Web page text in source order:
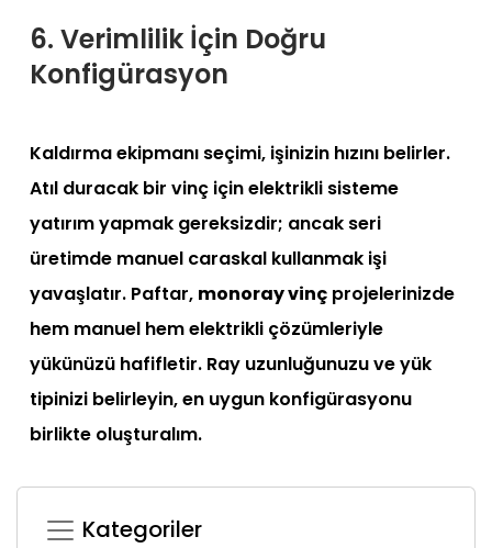
6. Verimlilik İçin Doğru
Konfigürasyon
Kaldırma ekipmanı seçimi, işinizin hızını belirler.
Atıl duracak bir vinç için elektrikli sisteme
yatırım yapmak gereksizdir; ancak seri
üretimde manuel caraskal kullanmak işi
yavaşlatır. Paftar, monoray vinç projelerinizde
hem manuel hem elektrikli çözümleriyle
yükünüzü hafifletir. Ray uzunluğunuzu ve yük
tipinizi belirleyin, en uygun konfigürasyonu
birlikte oluşturalım.
Kategoriler